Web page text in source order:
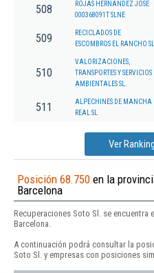
508
ROJAS HERNANDEZ JOSE
000368091T SLNE
509
RECICLADOS DE
ESCOMBROS EL RANCHO SL
510
VALORIZACIONES,
TRANSPORTES Y SERVICIOS
AMBIENTALES SL.
511
ALPECHINES DE MANCHA
REAL SL
Ver
Posición 68.750 en la
Barcelona
Recuperaciones Soto Sl. se encuentra
Barcelona.
A continuación podrá consultar la
Soto Sl. y empresas con posiciones